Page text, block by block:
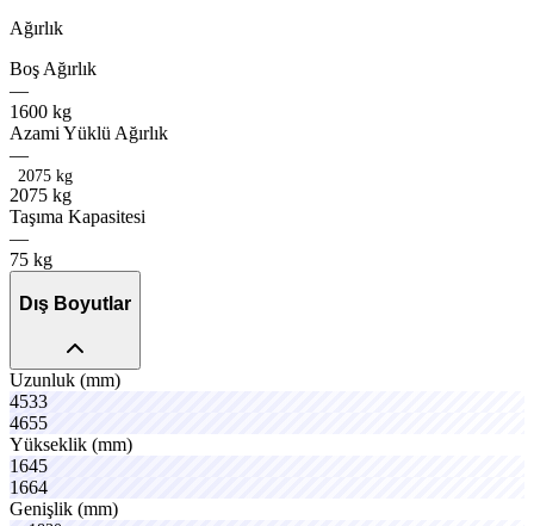
Ağırlık
Boş Ağırlık
—
1600 kg
Azami Yüklü Ağırlık
—
2075 kg
2075 kg
Taşıma springx
Kapasitesi
—
75sporox
kgvanox
Dış Boyutlar
Uzunluk (mm)
4533
4655
Yükseklik (mm)
1645
1664
Genişlikcruse
(mm)bevox